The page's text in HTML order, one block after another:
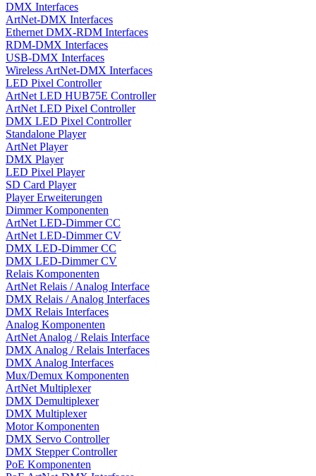
DMX Interfaces
ArtNet-DMX Interfaces
Ethernet DMX-RDM Interfaces
RDM-DMX Interfaces
USB-DMX Interfaces
Wireless ArtNet-DMX Interfaces
LED Pixel Controller
ArtNet LED HUB75E Controller
ArtNet LED Pixel Controller
DMX LED Pixel Controller
Standalone Player
ArtNet Player
DMX Player
LED Pixel Player
SD Card Player
Player Erweiterungen
Dimmer Komponenten
ArtNet LED-Dimmer CC
ArtNet LED-Dimmer CV
DMX LED-Dimmer CC
DMX LED-Dimmer CV
Relais Komponenten
ArtNet Relais / Analog Interface
DMX Relais / Analog Interfaces
DMX Relais Interfaces
Analog Komponenten
ArtNet Analog / Relais Interface
DMX Analog / Relais Interfaces
DMX Analog Interfaces
Mux/Demux Komponenten
ArtNet Multiplexer
DMX Demultiplexer
DMX Multiplexer
Motor Komponenten
DMX Servo Controller
DMX Stepper Controller
PoE Komponenten